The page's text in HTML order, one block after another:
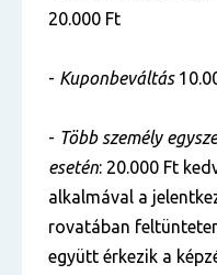
20.000 Ft
- Kuponbeváltás
- Több személy
esetén: 20.000 Ft
alkalmával a
rovatában
együtt érkezik a